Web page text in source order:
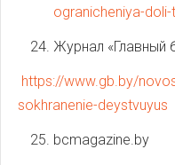
ogranicheniya-
Журнал «Главный
https://www.gb.by/
sokhranenie-deystvuyus
bcmagazine.by